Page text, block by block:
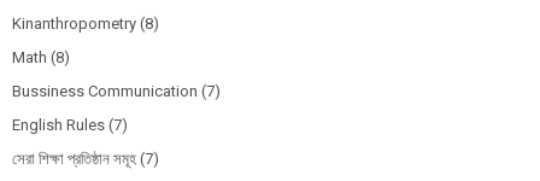
Kinanthropometry (8)
Math (8)
Bussiness Communication (7)
English Rules (7)
সেরা শিক্ষা প্রতিষ্ঠান সমূহ (7)